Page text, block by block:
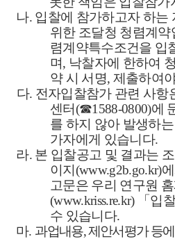
나. 입찰에 참가하고자 하는
위한 조달청 청렴계
렴계약특수조건을 입
며, 낙찰자에 한하여
약 시 서명, 제출하여
다. 전자입찰참가 관련 사항
센터(☎1588-0800)에
를 하지 않아 발생하
가자에게 있습니다.
라. 본 입찰공고 및 결과는
이지 (www.g2b.go.kr)
고문은 우리 연구원 홈
(www.kriss.re.kr)
「 입
수 있습니다.
마. 과업내용,제안서평가 등